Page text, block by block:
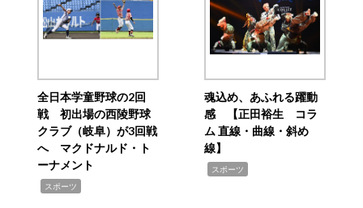
全日本学童野球の2回
戦 初出場の西陵野球
クラブ（岐阜）が3回戦
へ マクドナルド・ト
ーナメント
スポーツ
魂込め、あふれる躍動
感 【正田裕生 コラ
ム 直線・曲線・斜め
線】
スポーツ